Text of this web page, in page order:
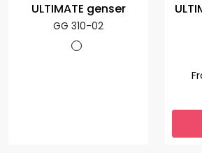
ULTIMATE genser
GG 310-02